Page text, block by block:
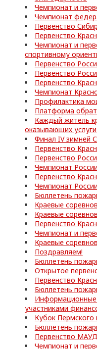
Чемпионат и
Чемпионат
Первенство
Первенство
Чемпионат и
спортивному
Первенство
Первенство
Первенство
Чемпионат
Профилактика
Платформа
Каждый житель
оказывающих
Финал IV зимней
Первенство
Первенство
Чемпионат
Первенство
Чемпионат
Бюллетень
Краевые
Краевые
Первенство
Чемпионат и
Краевые
Поздравляем!
Бюллетень
Открытое
Первенство
Бюллетень
Информационные
участниками
Кубок
Бюллетень
Первенство
Чемпионат и